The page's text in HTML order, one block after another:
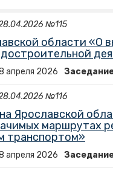
№115
области «О
апреля 2026
№116
Ярославской
маршрутах
транспортом»
апреля 2026